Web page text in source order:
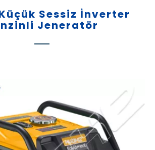
Sessiz İnverter
Jeneratör